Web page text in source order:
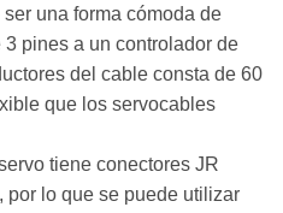
una forma cómoda de
pines a un controlador de
del cable consta de 60
que los servocables
tiene conectores JR
por lo que se puede utilizar